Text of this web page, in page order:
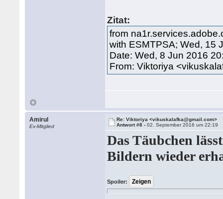
Zitat:
from
with ESMTPSA; Wed, 15
Date: Wed, 8 Jun 2016
From: Viktoriya
Amirul
Ex-Mitglied
Re: Viktoriya <vikuskalafka@gmail.com>
Antwort #8 -02. September 2016 um 22:19
Das Täubchen
Bildern wieder
Spoiler: